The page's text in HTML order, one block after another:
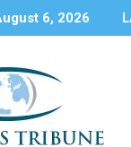
6, 2026